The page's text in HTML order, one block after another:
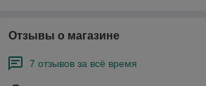
Отзывы о магазине
7 отзывов за всё время